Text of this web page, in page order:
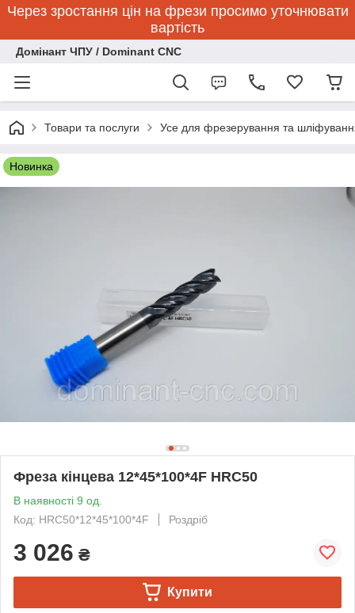
Через зростання цін на фрези просимо уточнювати
вартість
Домінант ЧПУ / Dominant CNC
Товари та послуги Усе для фрезерування та
Новинка
Фреза кінцева 12*45*100*4F HRC50
В наявності 9 од.
Код: HRC50*12*45*100*4F
Роздріб
3 026 ₴
Купити